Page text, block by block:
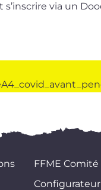
via un
FFME